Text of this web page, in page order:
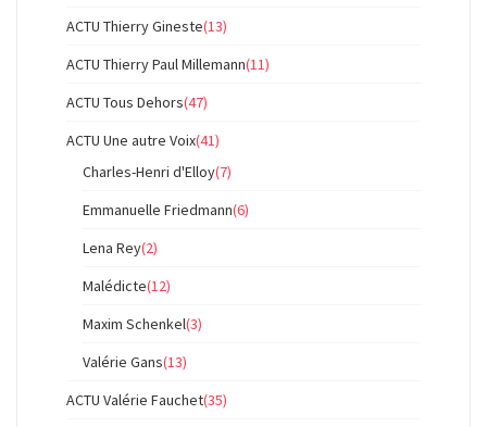
ACTU Thierry Gineste(13)
ACTU Thierry Paul Millemann(11)
ACTU Tous Dehors(47)
ACTU Une autre Voix(41)
Charles-Henri d'Elloy(7)
Emmanuelle Friedmann(6)
Lena Rey(2)
Malédicte(12)
Maxim Schenkel(3)
Valérie Gans(13)
ACTU Valérie Fauchet(35)